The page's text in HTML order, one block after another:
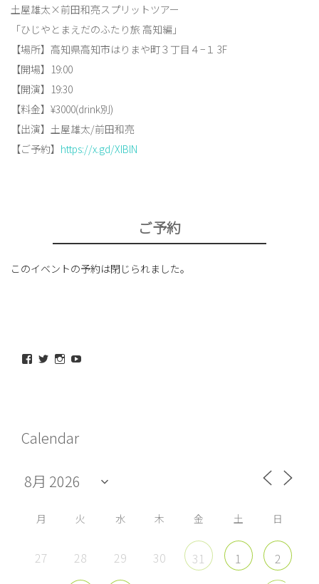
土屋雄太×前田和亮スプリットツアー
「ひじやとまえだのふたり旅 高知編」
【場所】高知県高知市はりまや町３丁目４−１ 3F
【開場】19:00
【開演】19:30
【料金】¥3000(drink別)
【出演】土屋雄太/前田和亮
【ご予約】 https://x.gd/XIBlN
ご予約
このイベントの予約は閉じられました。
maeda_kazuaki@me.com
ィ
ー
を
Facebook
示
maedakazuaki
さ
ィ
ー
を
Twitter
maede_kazuaki
ィ
ー
を
Instagram
YouTube
示
Calendar
月 火 水 木 金 土 日
27 28 29 30 31 1 2